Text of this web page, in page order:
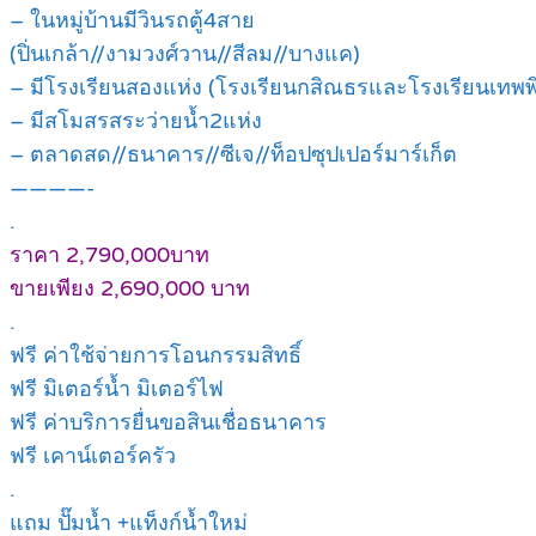
– ในหมู่บ้านมีวินรถตู้4สาย
(ปิ่นเกล้า//งามวงศ์วาน//สีลม//บางแค)
– มีโรงเรียนสองแห่ง (โรงเรียนกสิณธรและโรงเรียนเทพ
– มีสโมสรสระว่ายน้ำ2แห่ง
– ตลาดสด//ธนาคาร//ซีเจ//ท็อปซุปเปอร์มาร์เก็ต
————-
.
ราคา 2,790,000บาท
ขายเพียง 2,690,000 บาท
.
ฟรี ค่าใช้จ่ายการโอนกรรมสิทธิ์
ฟรี มิเตอร์น้ำ มิเตอร์ไฟ
ฟรี ค่าบริการยื่นขอสินเชื่อธนาคาร
ฟรี เคาน์เตอร์ครัว
.
แถม ปั๊มน้ำ +แท็งก์น้ำใหม่